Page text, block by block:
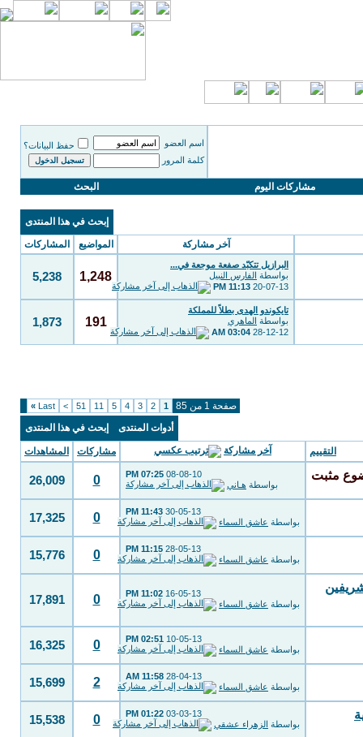
اسم العضو
حفظ البيانات؟
كلمة المرور
مشاركات اليوم البحث
إبحث في هذا المنتدى
آخر مشاركة
المواضيع المشاركات
البرازيل تتكبّد صفعة موجعة في...
بواسطة الفارس النبيل
20-07-13
11:13 PM
1,248
5,238
تايكوندو الهدى بطلاً للمملكة
بواسطة الماهري
28-12-12
03:04 AM
191
1,873
صفحة 1 من 85 1
2
3
4
5
11
51
>
Last
»
أدوات المنتدى إبحث في هذا المنتدى
التقييم آخر مشاركة مشاركات المشاهدات
08-08-10
07:25 PM
بواسطة هـاني 0
26,009
30-05-13
11:43 PM
بواسطة عاشق السماء 0
17,325
28-05-13
11:15 PM
بواسطة عاشق السماء 0
15,776
16-05-13
11:02 PM
بواسطة عاشق السماء 0
17,891
10-05-13
02:51 PM
بواسطة عاشق السماء 0
16,325
28-04-13
11:58 AM
بواسطة عاشق السماء 2
15,699
03-03-13
01:22 PM
بواسطة الزهراء عشقي 0
15,538